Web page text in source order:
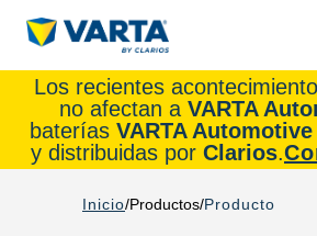
Los recientes
no afectan a VARTA
baterías VARTA Automotive
y distribuidas por Clarios.
Inicio Productos Producto